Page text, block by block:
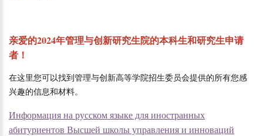
亲爱的2024年管理与创新研究生院的本科生和研究生申请
者！
在这里您可以找到管理与创新高等学院招生委员会提供的所有您感
兴趣的信息和材料。
Информация на русском языке для иностранных
абитуриентов Высшей школы управления и инноваций